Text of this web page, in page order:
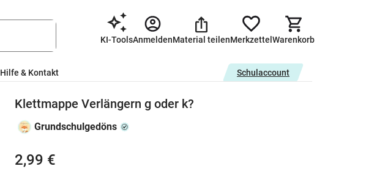
KI-ToolsAnmeldenMaterial teilenMerkzettel Warenkorb
Hilfe & Kontakt Schulaccount
Klettmappe Verlängern g oder k?
Grundschulgedöns
2,99 €